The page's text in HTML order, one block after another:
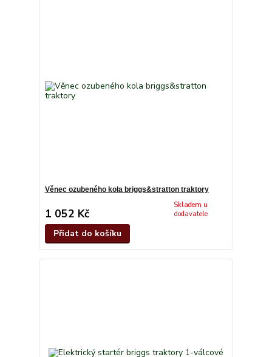
Věnec ozubeného kola briggs&stratton traktory
1 052 Kč
Skladem u
dodavatele
Přidat do košíku